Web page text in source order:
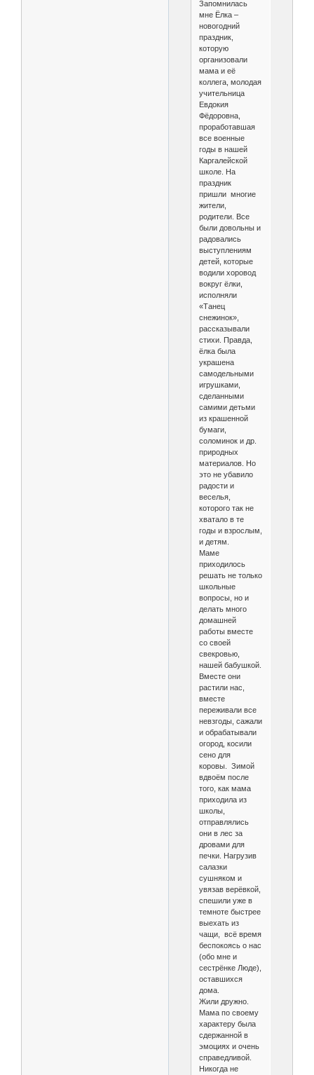
Запомнилась
мне Ёлка –
новогодний
праздник,
которую
организовали
мама и её
коллега, молодая
учительница
Евдокия
Фёдоровна,
проработавшая
все военные
годы в нашей
Каргалейской
школе. На
праздник
пришли многие
жители,
родители. Все
были довольны и
радовались
выступлениям
детей, которые
водили хоровод
вокруг ёлки,
исполняли
«Танец
снежинок»,
рассказывали
стихи. Правда,
ёлка была
украшена
самодельными
игрушками,
сделанными
самими детьми
из крашенной
бумаги,
соломинок и др.
природных
материалов. Но
это не убавило
радости и
веселья,
которого так не
хватало в те
годы и взрослым,
и детям.
Маме
приходилось
решать не только
школьные
вопросы, но и
делать много
домашней
работы вместе
со своей
свекровью,
нашей бабушкой.
Вместе они
растили нас,
вместе
переживали все
невзгоды, сажали
и обрабатывали
огород, косили
сено для
коровы. Зимой
вдвоём после
того, как мама
приходила из
школы,
отправлялись
они в лес за
дровами для
печки. Нагрузив
салазки
сушняком и
увязав верёвкой,
спешили уже в
темноте быстрее
выехать из
чащи, всё время
беспокоясь о нас
(обо мне и
сестрёнке Люде),
оставшихся
дома.
Жили дружно.
Мама по своему
характеру была
сдержанной в
эмоциях и очень
справедливой.
Никогда не